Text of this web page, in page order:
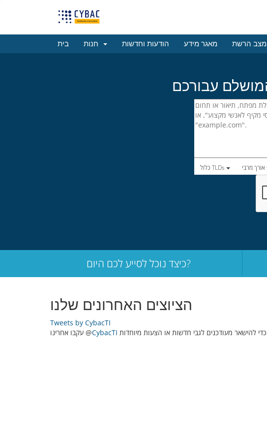
בית הודעות וחדשות מאגר מידע מצב הרשת
כלול TLDs אורך מרבי
כיצד נוכל לסייע לכם היום?
הציוצים האחרונים שלנו
Tweets by CybacTI
עקבו אחרינו @CybacTI כדי להישאר מעודכנים לגבי חדשות או הצעות מיוחדות